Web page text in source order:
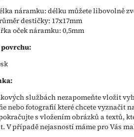
náramku: délku můžete libovolně
destičky: 17x17mm
oček náramku: 0,5mm
službách nezapomeňte vložit
nebo fotografií které chcete vyznačit
s vložením obrázků a textů,
V případě nejasností máme pro Vás